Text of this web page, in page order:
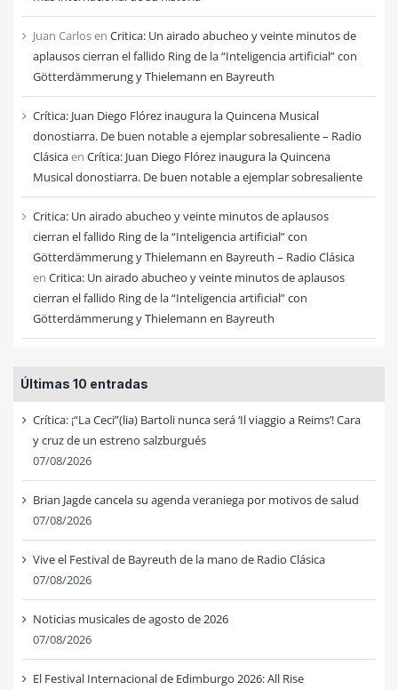
Juan Carlosen Critica: Un airado abucheo y veinte minutos de
aplausos cierran el fallido Ring de la “Inteligencia artificial” con
Götterdämmerung y Thielemann en Bayreuth
Crítica: Juan Diego Flórez inaugura la Quincena Musical
donostiarra. De buen notable a ejemplar sobresaliente – Radio
Clásicaen Crítica: Juan Diego Flórez inaugura la Quincena
Musical donostiarra. De buen notable a ejemplar sobresaliente
Critica: Un airado abucheo y veinte minutos de aplausos
cierran el fallido Ring de la “Inteligencia artificial” con
Götterdämmerung y Thielemann en Bayreuth – Radio Clásica
en Critica: Un airado abucheo y veinte minutos de aplausos
cierran el fallido Ring de la “Inteligencia artificial” con
Götterdämmerung y Thielemann en Bayreuth
Últimas 10 entradas
Crítica: ¡“La Ceci”(lia) Bartoli nunca será ‘Il viaggio a Reims’! Cara
y cruz de un estreno salzburgués
07/08/2026
Brian Jagde cancela su agenda veraniega por motivos de salud
07/08/2026
Vive el Festival de Bayreuth de la mano de Radio Clásica
07/08/2026
Noticias musicales de agosto de 2026
07/08/2026
El Festival Internacional de Edimburgo 2026: All Rise